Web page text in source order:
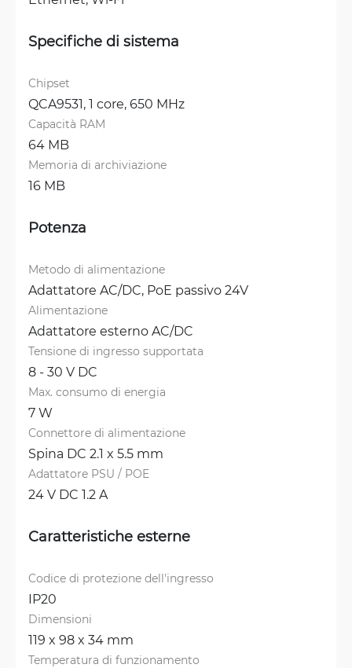
Specifiche di sistema
Chipset
QCA9531, 1 core, 650 MHz
Capacità RAM
64 MB
Memoria di archiviazione
16 MB
Potenza
Metodo di alimentazione
Adattatore AC/DC, PoE passivo 24V
Alimentazione
Adattatore esterno AC/DC
Tensione di ingresso supportata
8 - 30 V DC
Max. consumo di energia
7 W
Connettore di alimentazione
Spina DC 2.1 x 5.5 mm
Adattatore PSU / POE
24 V DC 1.2 A
Caratteristiche esterne
Codice di protezione dell'ingresso
IP20
Dimensioni
119 x 98 x 34 mm
Temperatura di funzionamento